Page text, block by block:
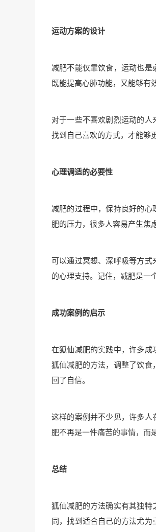
运动方案的设计
减肥不能仅靠饮食，运动也
既能提高心肺功能，又能够有
对于一些不喜欢剧烈运动的人
找到自己喜欢的方式，才能够
心理调适的必要性
减肥的过程中，保持良好的
肥的压力，很多人容易产生焦
可以通过冥想、深呼吸等方
的心理支持。记住，减肥是一
成功案例的启示
在狐仙减肥的实践中，许多成
狐仙减肥的方法，调整了饮食
回了自信。
这样的案例并不少见，许多人
肥不再是一件痛苦的事情，而
总结
狐仙减肥的方法确实有其独特
同，找到适合自己的方法尤